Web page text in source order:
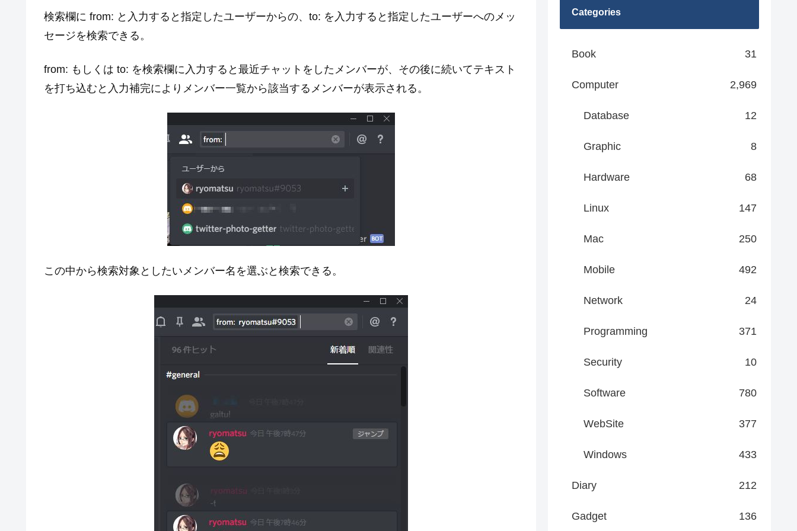
検索欄に from: と入力すると指定したユーザーからの、to: を入力すると指定したユーザーへのメッ
セージを検索できる。
from: もしくは to: を検索欄に入力すると最近チャットをしたメンバーが、その後に続いてテキスト
を打ち込むと入力補完によりメンバー一覧から該当するメンバーが表示される。
この中から検索対象としたいメンバー名を選ぶと検索できる。
Categories
Book 31
Computer 2,969
Database 12
Graphic 8
Hardware 68
Linux 147
Mac 250
Mobile 492
Network 24
Programming 371
Security 10
Software 780
WebSite 377
Windows 433
Diary 212
Gadget 136